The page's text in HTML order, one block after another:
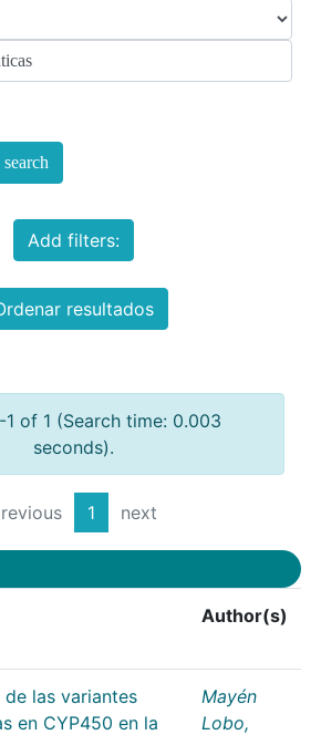
Add filters:
resultados
1 of 1 (Search time: 0.003
seconds).
1 next
Author(s)
las variantes
en CYP450 en la
Mayén
Lobo,